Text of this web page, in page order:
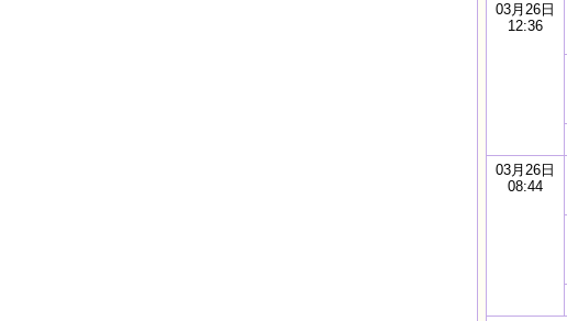
03月26日
12:36
03月26日
08:44